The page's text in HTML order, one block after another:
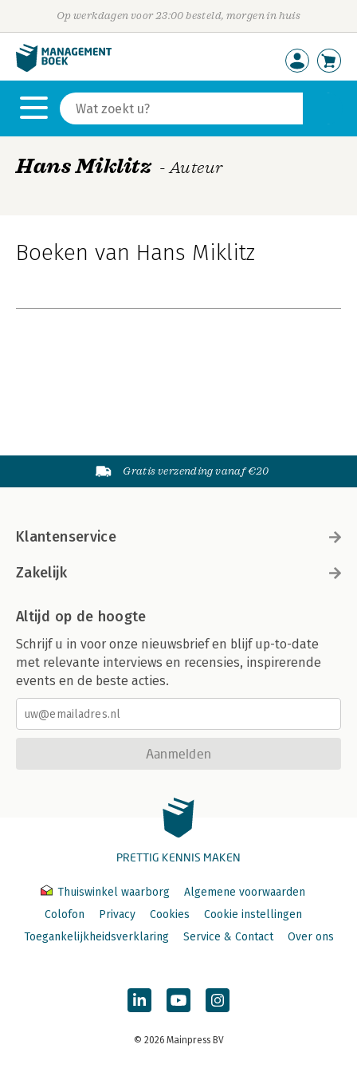
Op werkdagen voor 23:00 besteld, morgen in huis
Hans Miklitz - Auteur
Boeken van Hans Miklitz
Gratis verzending vanaf €20
Klantenservice
Zakelijk
Altijd op de hoogte
Schrijf u in voor onze nieuwsbrief en blijf up-to-date
met relevante interviews en recensies, inspirerende
events en de beste acties.
Aanmelden
PRETTIG KENNIS MAKEN
Thuiswinkel waarborg
Algemene voorwaarden
Colofon
Privacy Cookies
Cookie instellingen
Toegankelijkheidsverklaring
Service & Contact Over ons
© 2026 Mainpress BV